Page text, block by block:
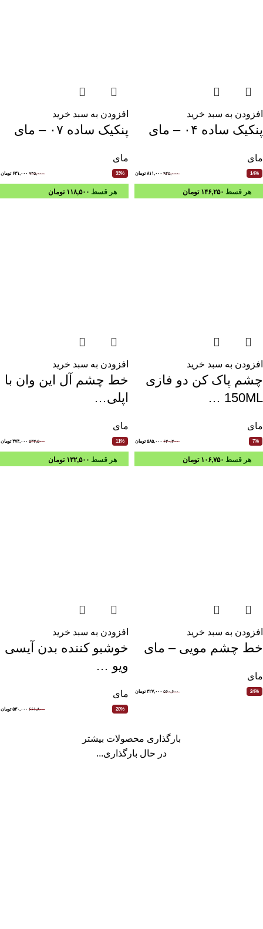
افزودن به سبد خرید
پنکیک ساده ۰۴ – مای
مای
14% ۹۴۵,۰۰۰ ۸۱۱,۰۰۰ تومان
افزودن به سبد خرید
پنکیک ساده ۰۷ – مای
مای
33% ۹۴۵,۰۰۰ ۶۳۱,۰۰۰ تومان
هر قسط ۱۴۶,۲۵۰ تومان
افزودن به سبد خرید
چشم پاک کن دو فازی
150ML …
مای
7% ۶۳۰,۳۰۰ ۵۸۵,۰۰۰ تومان
هر قسط ۱۱۸,۵۰۰ تومان
افزودن به سبد خرید
خط چشم آل این وان با
اپلی…
مای
11% ۵۳۳,۵۰۰ ۴۷۴,۰۰۰ تومان
هر قسط ۱۰۶,۷۵۰ تومان
افزودن به سبد خرید
خط چشم مویی – مای
مای
24% ۵۶۰,۶۰۰ ۴۲۷,۰۰۰ تومان
هر قسط ۱۳۲,۵۰۰ تومان
افزودن به سبد خرید
خوشبو کننده بدن آیسی
ویو …
مای
20% ۶۶۱,۸۰۰ ۵۳۰,۰۰۰ تومان
بارگذاری محصولات بیشتر
در حال بارگذاری...